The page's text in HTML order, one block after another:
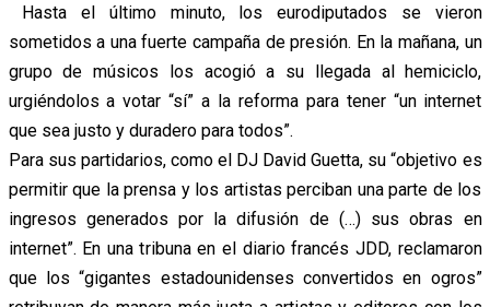
Hasta el último minuto, los eurodiputados se vieron
sometidos a una fuerte campaña de presión. En la mañana, un
grupo de músicos los acogió a su llegada al hemiciclo,
urgiéndolos a votar “sí” a la reforma para tener “un internet
que sea justo y duradero para todos”.
Para sus partidarios, como el DJ David Guetta, su “objetivo es
permitir que la prensa y los artistas perciban una parte de los
ingresos generados por la difusión de (…) sus obras en
internet”. En una tribuna en el diario francés JDD, reclamaron
que los “gigantes estadounidenses convertidos en ogros”